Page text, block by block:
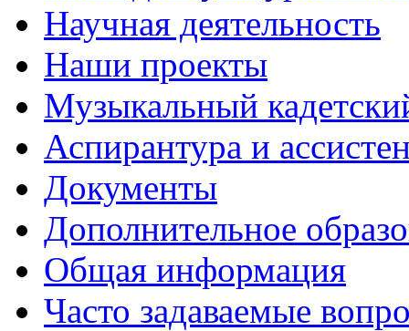
Научная деятельность
Наши проекты
Музыкальный
Аспирантура и
Документы
Дополнительное
Общая информация
Часто задаваемые